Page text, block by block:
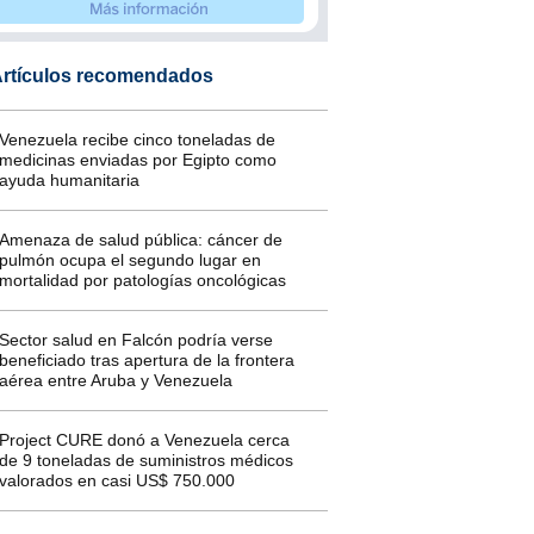
recomendados
recibe cinco toneladas de
enviadas por Egipto como
humanitaria
de salud pública: cáncer de
ocupa el segundo lugar en
por patologías oncológicas
salud en Falcón podría verse
tras apertura de la frontera
entre Aruba y Venezuela
CURE donó a Venezuela cerca
9 toneladas de suministros médicos
en casi US$ 750.000